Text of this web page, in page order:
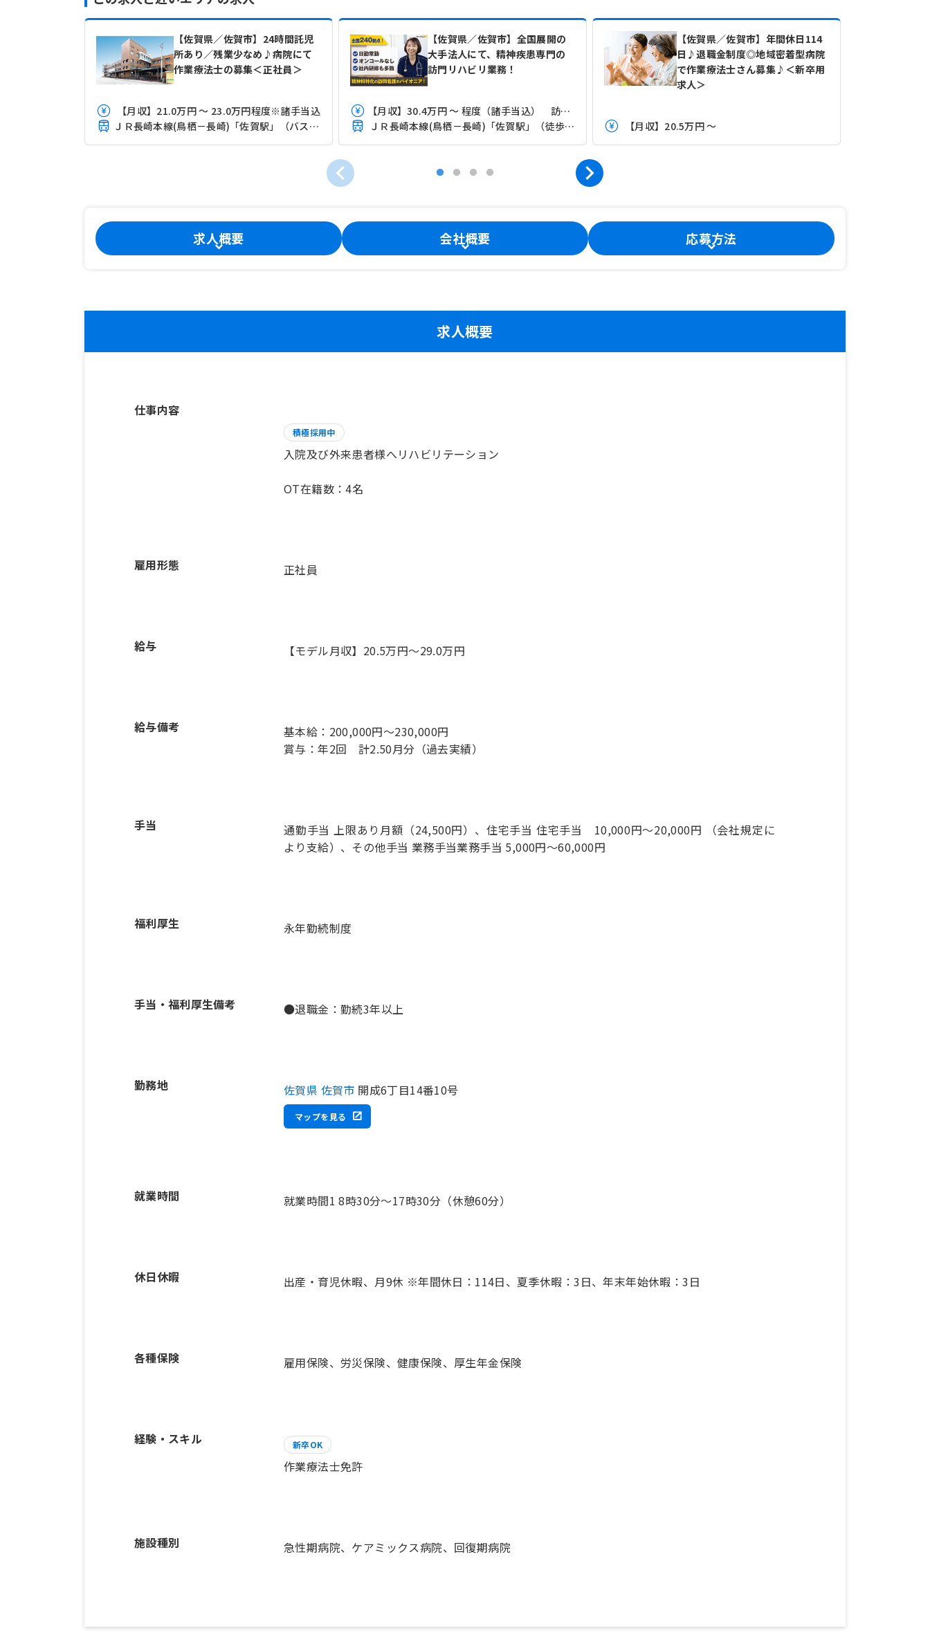
【佐賀県／佐賀市】24時間託児
所あり／残業少なめ♪病院にて
作業療法士の募集＜正社員＞
【月収】21.0万円 ～ 23.0万円程度※諸手当込
ＪＲ長崎本線(鳥栖－長崎)「佐賀駅」（バス・車20分）
【佐賀県／佐賀市】全国展開の
大手法人にて、精神疾患専門の
訪門リハビリ業務！
【月収】30.4万円 ～ 程度（諸手当込） 訪問件数100件
ＪＲ長崎本線(鳥栖－長崎)「佐賀駅」（徒歩9分）
【佐賀県／佐賀市】年間休日114
日♪退職金制度◎地域密着型病院
で作業療法士さん募集♪＜新卒用
求人＞
【月収】20.5万円 ～
求人概要 会社概要 応募方法
求人概要
仕事内容
積極採用中
入院及び外来患者様へリハビリテーション
OT在籍数：4名
雇用形態 正社員
給与 【モデル月収】20.5万円〜29.0万円
給与備考
基本給：200,000円～230,000円
賞与：年2回 計2.50月分（過去実績）
手当
通勤手当 上限あり月額（24,500円）、住宅手当 住宅手当 10,000円～20,000円 （会社規定に
より支給）、その他手当 業務手当業務手当 5,000円～60,000円
福利厚生 永年勤続制度
手当・福利厚生備考 ●退職金：勤続3年以上
勤務地 佐賀県 佐賀市 開成6丁目14番10号
マップを見る
就業時間 就業時間1 8時30分〜17時30分（休憩60分）
休日休暇 出産・育児休暇、月9休 ※年間休日：114日、夏季休暇：3日、年末年始休暇：3日
各種保険 雇用保険、労災保険、健康保険、厚生年金保険
経験・スキル 新卒OK
作業療法士免許
施設種別 急性期病院、ケアミックス病院、回復期病院